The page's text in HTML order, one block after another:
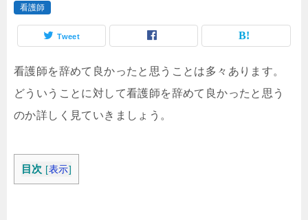
看護師
Tweet
看護師を辞めて良かったと思うことは多々あります。
どういうことに対して看護師を辞めて良かったと思う
のか詳しく見ていきましょう。
目次 [表示]